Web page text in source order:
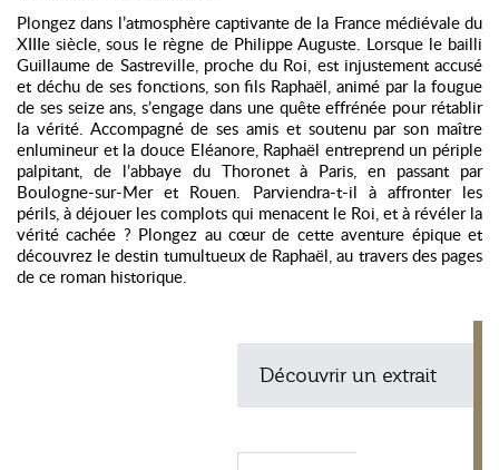
Plongez dans l’atmosphère captivante de la France médiévale du
XIIIe siècle, sous le règne de Philippe Auguste. Lorsque le bailli
Guillaume de Sastreville, proche du Roi, est injustement accusé
et déchu de ses fonctions, son fils Raphaël, animé par la fougue
de ses seize ans, s’engage dans une quête effrénée pour rétablir
la vérité. Accompagné de ses amis et soutenu par son maître
enlumineur et la douce Eléanore, Raphaël entreprend un périple
palpitant, de l’abbaye du Thoronet à Paris, en passant par
Boulogne-sur-Mer et Rouen. Parviendra-t-il à affronter les
périls, à déjouer les complots qui menacent le Roi, et à révéler la
vérité cachée ? Plongez au cœur de cette aventure épique et
découvrez le destin tumultueux de Raphaël, au travers des pages
de ce roman historique.
Découvrir un extrait